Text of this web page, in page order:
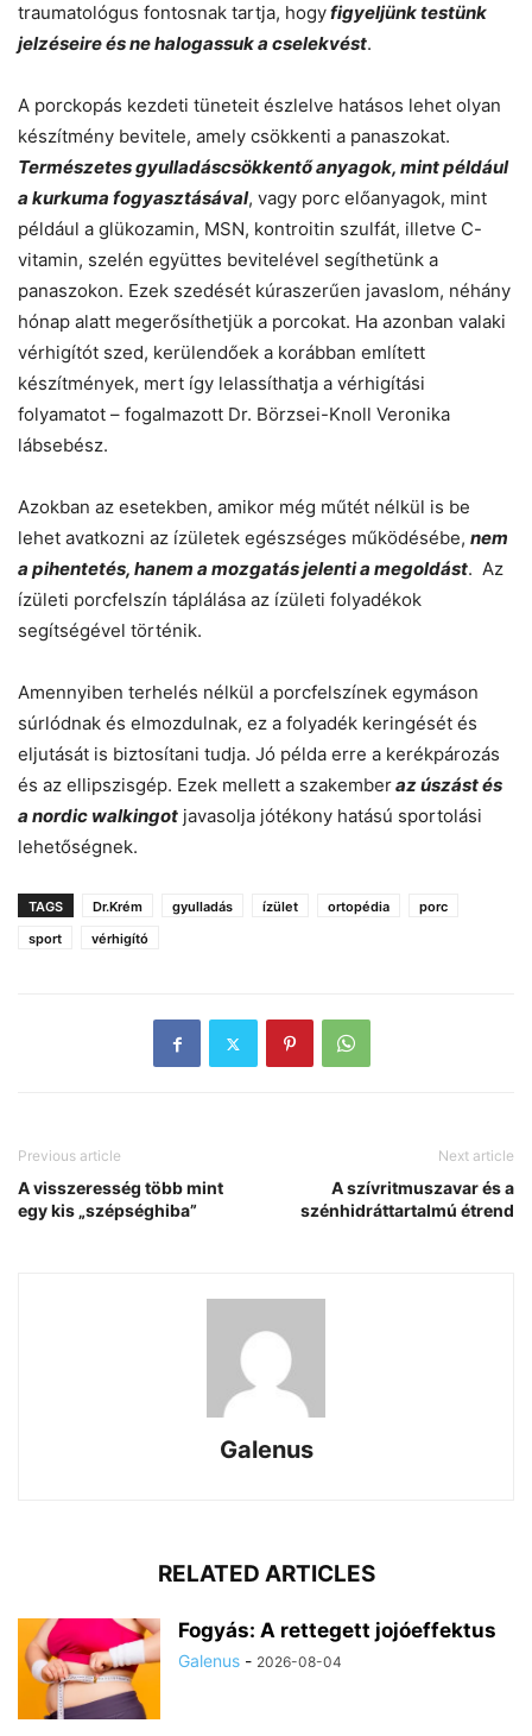
traumatológus fontosnak tartja, hogyfigyeljünk testünk
jelzéseire és ne halogassuk a cselekvést.
A porckopás kezdeti tüneteit észlelve hatásos lehet olyan
készítmény bevitele, amely csökkenti a panaszokat.
Természetes gyulladáscsökkentő anyagok, mint például
a kurkuma fogyasztásával, vagy porc előanyagok, mint
például a glükozamin, MSN, kontroitin szulfát, illetve C-
vitamin, szelén együttes bevitelével segíthetünk a
panaszokon. Ezek szedését kúraszerűen javaslom, néhány
hónap alatt megerősíthetjük a porcokat. Ha azonban valaki
vérhigítót szed, kerülendőek a korábban említett
készítmények, mert így lelassíthatja a vérhigítási
folyamatot – fogalmazott Dr. Börzsei-Knoll Veronika
lábsebész.
Azokban az esetekben, amikor még műtét nélkül is be
lehet avatkozni az ízületek egészséges működésébe, nem
a pihentetés, hanem a mozgatás jelenti a megoldást. Az
ízületi porcfelszín táplálása az ízületi folyadékok
segítségével történik.
Amennyiben terhelés nélkül a porcfelszínek egymáson
súrlódnak és elmozdulnak, ez a folyadék keringését és
eljutását is biztosítani tudja. Jó példa erre a kerékpározás
és az ellipszisgép. Ezek mellett a szakemberaz úszást és
a nordic walkingot javasolja jótékony hatású sportolási
lehetőségnek.
TAGS Dr.Krém gyulladás ízület ortopédia
porc
sport
vérhigító
Previous article
A visszeresség több mint
egy kis „szépséghiba”
Next article
A szívritmuszavar és a
szénhidráttartalmú étrend
Galenus
RELATED ARTICLES
Fogyás: A rettegett jojóeffektus
Galenus - 2026-08-04